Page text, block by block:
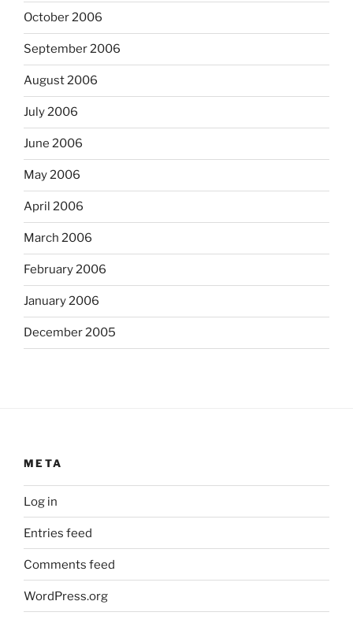
October 2006
September 2006
August 2006
July 2006
June 2006
May 2006
April 2006
March 2006
February 2006
January 2006
December 2005
META
Log in
Entries feed
Comments feed
WordPress.org